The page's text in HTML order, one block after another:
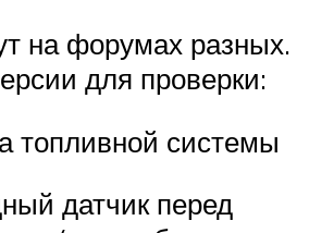
на форумах разных.
для проверки:
топливной системы
датчик перед